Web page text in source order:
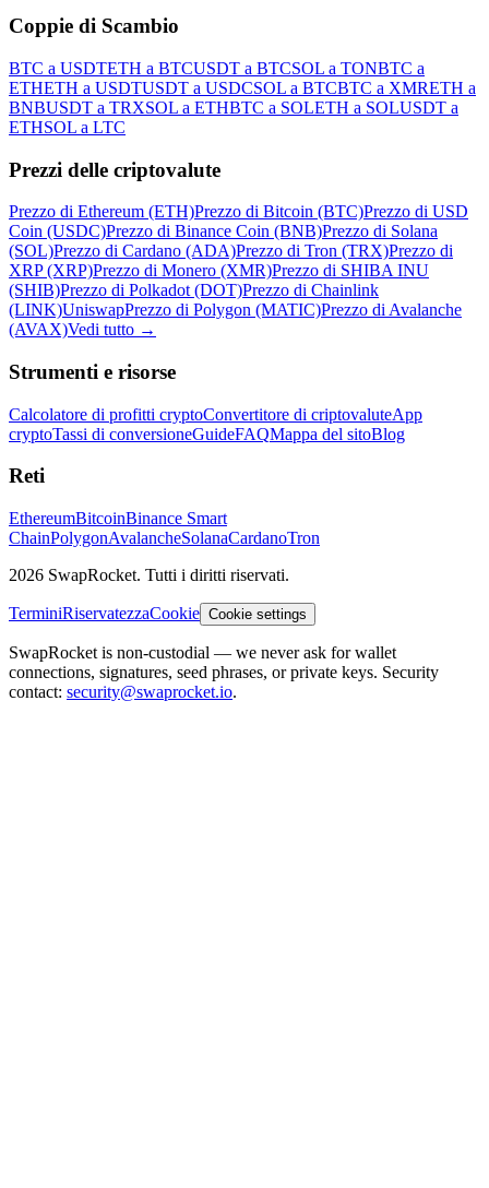
Coppie di Scambio
BTC a USDTETH a BTCUSDT a BTCSOL a TONBTC a
ETHETH a USDTUSDT a USDCSOL a BTCBTC a XMRETH a
BNBUSDT a TRXSOL a ETHBTC a SOLETH a SOLUSDT a
ETHSOL a LTC
Prezzi delle criptovalute
Prezzo di Ethereum (ETH)Prezzo di Bitcoin (BTC)Prezzo di USD
Coin (USDC)Prezzo di Binance Coin (BNB)Prezzo di Solana
(SOL)Prezzo di Cardano (ADA)Prezzo di Tron (TRX)Prezzo di
XRP (XRP)Prezzo di Monero (XMR)Prezzo di SHIBA INU
(SHIB)Prezzo di Polkadot (DOT)Prezzo di Chainlink
(LINK)UniswapPrezzo di Polygon (MATIC)Prezzo di Avalanche
(AVAX)Vedi tutto →
Strumenti e risorse
Calcolatore di profitti cryptoConvertitore di criptovaluteApp
cryptoTassi di conversioneGuideFAQMappa del sitoBlog
Reti
EthereumBitcoinBinance Smart
ChainPolygonAvalancheSolanaCardanoTron
2026 SwapRocket. Tutti i diritti riservati.
TerminiRiservatezzaCookie Cookie settings
SwapRocket is non-custodial — we never ask for wallet
connections, signatures, seed phrases, or private keys. Security
contact: security@swaprocket.io.